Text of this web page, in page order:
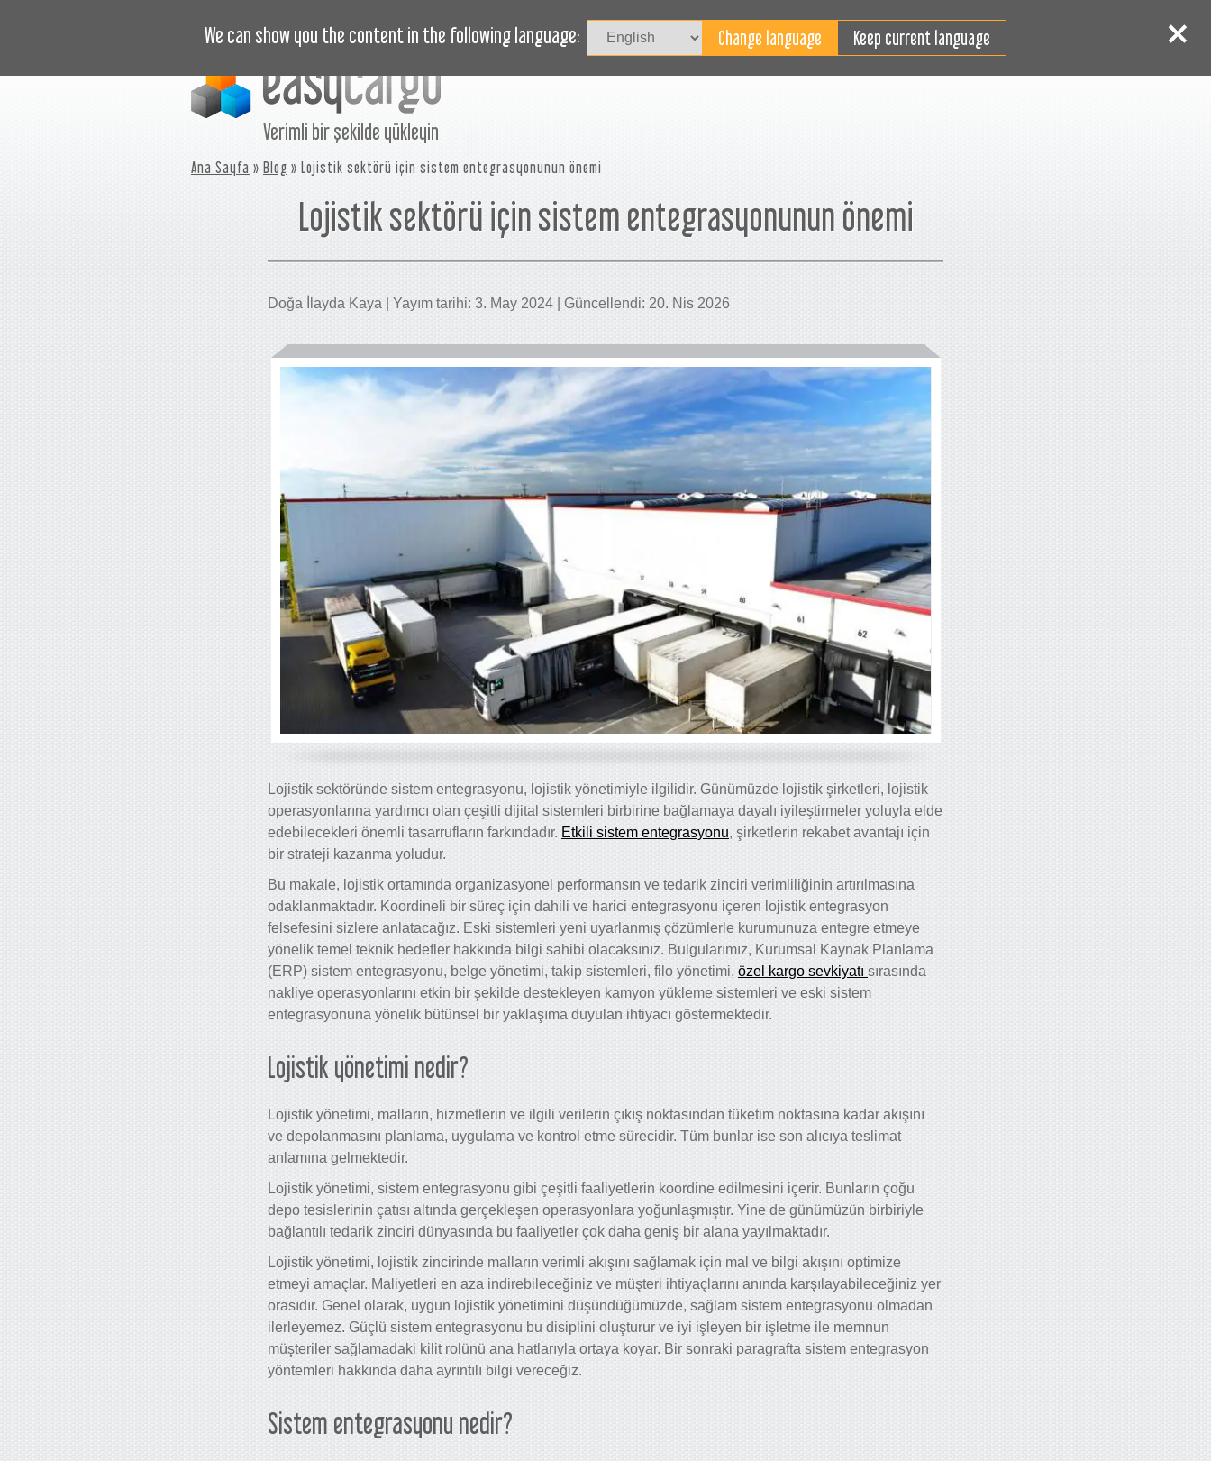
We can show you the content in the following language: Keep current language
YARDIM
Verimli bir şekilde yükleyin
Ana Sayfa » Blog » Lojistik sektörü için sistem entegrasyonunun önemi
Lojistik sektörü için sistem entegrasyonunun önemi
Doğa İlayda Kaya | Yayım tarihi: 3. May 2024 | Güncellendi: 20. Nis 2026
Lojistik sektöründe sistem entegrasyonu, lojistik yönetimiyle ilgilidir. Günümüzde lojistik şirketleri, lojistik
operasyonlarına yardımcı olan çeşitli dijital sistemleri birbirine bağlamaya dayalı iyileştirmeler yoluyla elde
edebilecekleri önemli tasarrufların farkındadır. Etkili sistem entegrasyonu, şirketlerin rekabet avantajı için
bir strateji kazanma yoludur.
Bu makale, lojistik ortamında organizasyonel performansın ve tedarik zinciri verimliliğinin artırılmasına
odaklanmaktadır. Koordineli bir süreç için dahili ve harici entegrasyonu içeren lojistik entegrasyon
felsefesini sizlere anlatacağız. Eski sistemleri yeni uyarlanmış çözümlerle kurumunuza entegre etmeye
yönelik temel teknik hedefler hakkında bilgi sahibi olacaksınız. Bulgularımız, Kurumsal Kaynak Planlama
(ERP) sistem entegrasyonu, belge yönetimi, takip sistemleri, filo yönetimi, özel kargo sevkiyatı sırasında
nakliye operasyonlarını etkin bir şekilde destekleyen kamyon yükleme sistemleri ve eski sistem
entegrasyonuna yönelik bütünsel bir yaklaşıma duyulan ihtiyacı göstermektedir.
Lojistik yönetimi nedir?
Lojistik yönetimi, malların, hizmetlerin ve ilgili verilerin çıkış noktasından tüketim noktasına kadar akışını
ve depolanmasını planlama, uygulama ve kontrol etme sürecidir. Tüm bunlar ise son alıcıya teslimat
anlamına gelmektedir.
Lojistik yönetimi, sistem entegrasyonu gibi çeşitli faaliyetlerin koordine edilmesini içerir. Bunların çoğu
depo tesislerinin çatısı altında gerçekleşen operasyonlara yoğunlaşmıştır. Yine de günümüzün birbiriyle
bağlantılı tedarik zinciri dünyasında bu faaliyetler çok daha geniş bir alana yayılmaktadır.
Lojistik yönetimi, lojistik zincirinde malların verimli akışını sağlamak için mal ve bilgi akışını optimize
etmeyi amaçlar. Maliyetleri en aza indirebileceğiniz ve müşteri ihtiyaçlarını anında karşılayabileceğiniz yer
orasıdır. Genel olarak, uygun lojistik yönetimini düşündüğümüzde, sağlam sistem entegrasyonu olmadan
ilerleyemez. Güçlü sistem entegrasyonu bu disiplini oluşturur ve iyi işleyen bir işletme ile memnun
müşteriler sağlamadaki kilit rolünü ana hatlarıyla ortaya koyar. Bir sonraki paragrafta sistem entegrasyon
yöntemleri hakkında daha ayrıntılı bilgi vereceğiz.
Sistem entegrasyonu nedir?